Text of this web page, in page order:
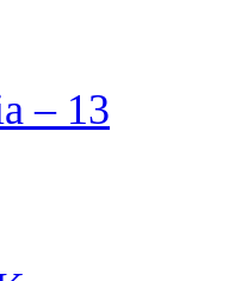
– 13